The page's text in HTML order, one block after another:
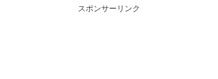
スポンサーリンク